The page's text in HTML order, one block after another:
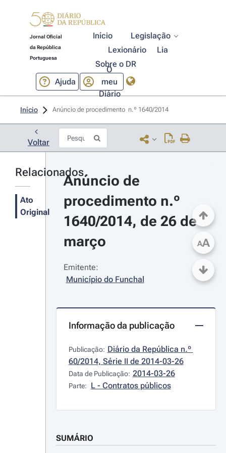
Jornal Oficial
da República
Portuguesa
Início
Legislação
Lexionário
Lia
Sobre o DR
Ajuda
O
meu
Diário
Início Anúncio de procedimento  n.º 1640/2014
Voltar
Relacionados
Ato
Original
Anúncio de
procedimento n.º
1640/2014, de 26 de
março
Emitente:
Município do Funchal
Informação da publicação
Publicação: Diário da República n.º
60/2014, Série II de 2014-03-26
Data de Publicação: 2014-03-26
Parte: L - Contratos públicos
SUMÁRIO
AA